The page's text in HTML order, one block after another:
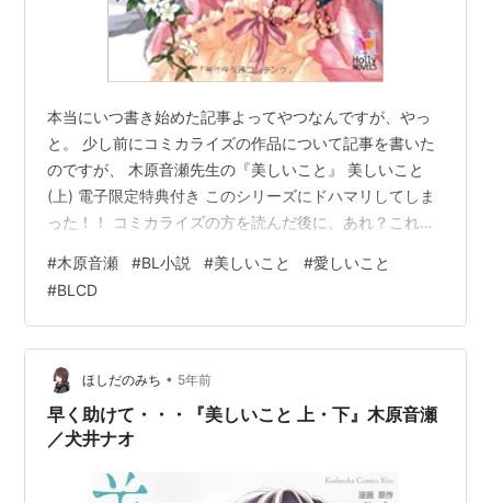
本当にいつ書き始めた記事よってやつなんですが、やっ
と。 少し前にコミカライズの作品について記事を書いた
のですが、 木原音瀬先生の『美しいこと』 美しいこと
(上) 電子限定特典付き このシリーズにドハマリしてしま
った！！ コミカライズの方を読んだ後に、あれ？これも
になって原作について検索検索！！ 原作既読勢のコミカ
ライズレビューを見たら 何やらコミカライズされた部分
はノベルズ下巻の途中までで その続きからが寛末さんの
酷さの本領発揮とか、さらに酷い仕打ちが・・・とかｗ
めっっっっちゃ気になるｗこれは読まずにはいられな
い！ 美しいこと（講談社文庫）
#木原音瀬 #BL小説 #美しいこと #愛しいこと
#BLCD
ほしだのみち • 5年前
早く助けて・・・『美しいこと 上・下』木原音瀬
／犬井ナオ